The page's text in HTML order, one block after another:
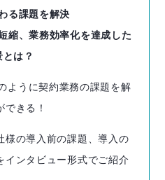
る課題を解決
縮、業務効率化を達成した
とは？
ように契約業務の課題を解
きる！
様の導入前の課題、導入の
インタビュー形式でご紹介